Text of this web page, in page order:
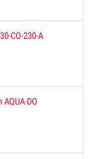
CO-230-A
DO